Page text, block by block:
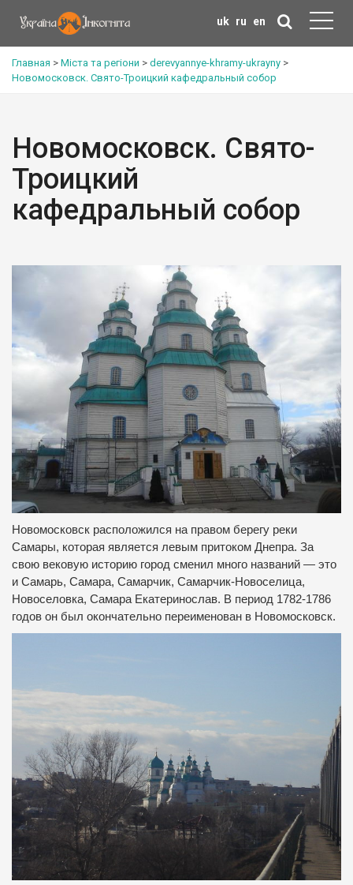
uk ru en
Главная > Міста та регіони > derevyannye-khramy-ukrayny >
Новомосковск. Свято-Троицкий кафедральный собор
Новомосковск. Свято-
Троицкий
кафедральный собор
Новомосковск расположился на правом берегу реки
Самары, которая является левым притоком Днепра. За
свою вековую историю город сменил много названий — это
и Самарь, Самара, Самарчик, Самарчик-Новоселица,
Новоселовка, Самара Екатеринослав. В период 1782-1786
годов он был окончательно переименован в Новомосковск.